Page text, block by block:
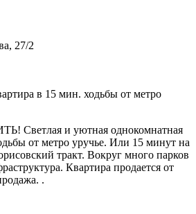
27/2
в 15 мин. ходьбы от метро
Светлая и уютная однокомнатная
от метро уручье. Или 15 минут на
тракт. Вокруг много парков
Квартира продается от
.